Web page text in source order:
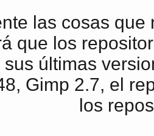
las cosas
que los
últimas
Gimp 2.7, el
los